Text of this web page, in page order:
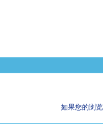
如果您的浏